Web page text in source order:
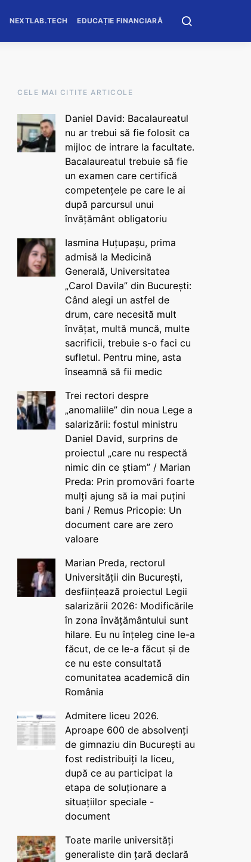
NEXTLAB.TECH EDUCAȚIE FINANCIARĂ
CELE MAI CITITE ARTICOLE
Daniel David: Bacalaureatul
nu ar trebui să fie folosit ca
mijloc de intrare la facultate.
Bacalaureatul trebuie să fie
un examen care certifică
competențele pe care le ai
după parcursul unui
învățământ obligatoriu
Iasmina Huțupașu, prima
admisă la Medicină
Generală, Universitatea
„Carol Davila” din București:
Când alegi un astfel de
drum, care necesită mult
învățat, multă muncă, multe
sacrificii, trebuie s-o faci cu
sufletul. Pentru mine, asta
înseamnă să fii medic
Trei rectori despre
„anomaliile” din noua Lege a
salarizării: fostul ministru
Daniel David, surprins de
proiectul „care nu respectă
nimic din ce știam” / Marian
Preda: Prin promovări foarte
mulți ajung să ia mai puțini
bani / Remus Pricopie: Un
document care are zero
valoare
Marian Preda, rectorul
Universității din București,
desființează proiectul Legii
salarizării 2026: Modificările
în zona învățământului sunt
hilare. Eu nu înțeleg cine le-a
făcut, de ce le-a făcut și de
ce nu este consultată
comunitatea academică din
România
Admitere liceu 2026.
Aproape 600 de absolvenți
de gimnaziu din București au
fost redistribuiți la liceu,
după ce au participat la
etapa de soluționare a
situațiilor speciale -
document
Toate marile universități
generaliste din țară declară